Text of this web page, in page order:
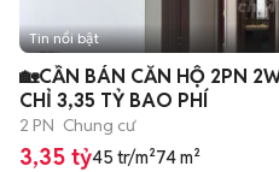
Tin nổi bật
🏡CẦN BÁN CĂN HỘ 2PN
CHỈ 3,35 TỶ BAO PHÍ
2 PN Chung cư
3,35 tỷ45 tr/m²74 m²